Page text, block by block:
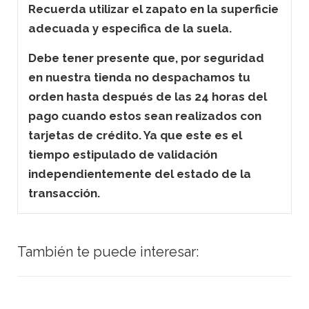
Recuerda utilizar el zapato en la superficie
adecuada y especifica de la suela.
Debe tener presente que, por seguridad
en nuestra tienda no despachamos tu
orden hasta después de las 24 horas del
pago cuando estos sean realizados con
tarjetas de crédito. Ya que este es el
tiempo estipulado de validación
independientemente del estado de la
transacción.
También te puede interesar: